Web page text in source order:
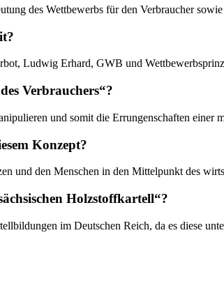
des Wettbewerbs für den Verbraucher
Ludwig Erhard, GWB und
Verbrauchers“?
und somit die Errungenschaften
Konzept?
und den Menschen in den Mittelpunkt des
Holzstoffkartell“?
im Deutschen Reich, da es diese